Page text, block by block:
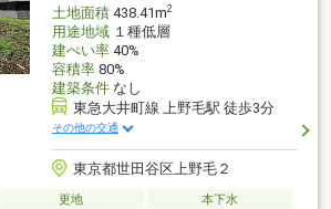
土地面積438.41m2
用途地域１種低層
建ぺい率40%
容積率80%
建築条件なし
東急大井町線 上野毛駅 徒歩3分
その他の交通
東京都世田谷区上野毛２
更地
本下水